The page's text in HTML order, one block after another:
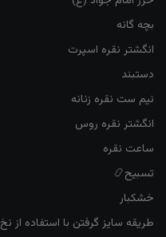
بچه گانه
انگشتر نقره اسپرت
دستبند
نیم ست نقره زنانه
انگشتر نقره روس
ساعت نقره
تسبیح📿
خشکبار
طریقه سایز گرفتن با استفاده از نخ